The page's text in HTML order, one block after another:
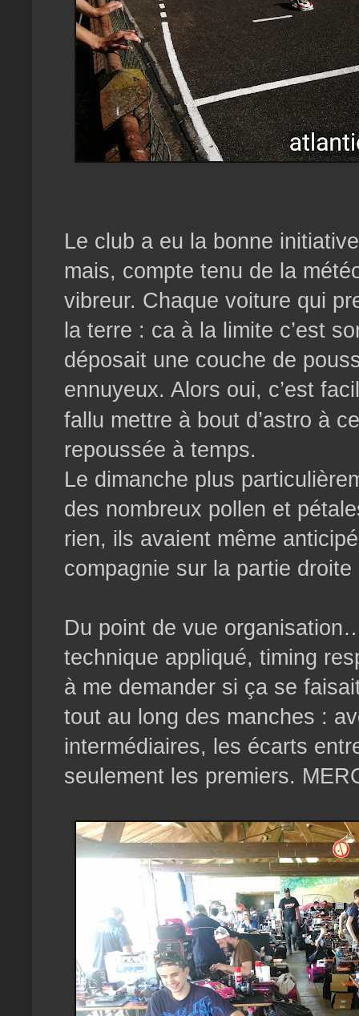
Le club a eu la bonne
mais, compte tenu de la
vibreur. Chaque voiture qui
la terre : ca à la limite c’est
déposait une couche de
ennuyeux. Alors oui, c’est
fallu mettre à bout d’astro à
repoussée à temps.
Le dimanche plus
des nombreux pollen et
rien, ils avaient même
compagnie sur la partie
Du point de vue
technique appliqué, timing
à me demander si ça se
tout au long des manches :
intermédiaires, les écarts
seulement les premiers.